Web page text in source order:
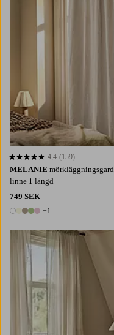
MELANIE
linne 1 längd
749 SEK
6 färger
+1
4,4 baserat på 159 st betyg
4,4 (159)